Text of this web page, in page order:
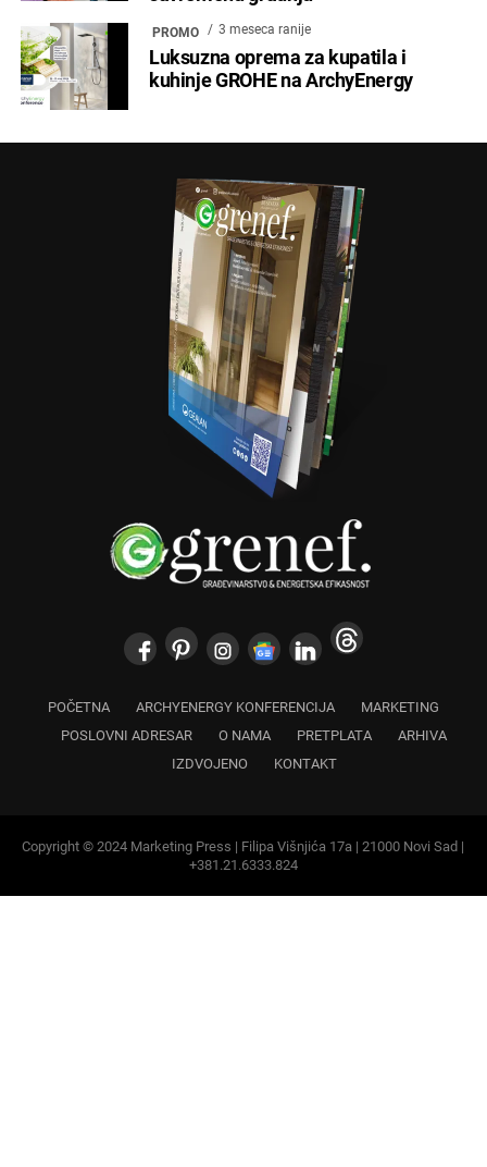
PROMO 3 meseca ranije
Luksuzna oprema za kupatila i
kuhinje GROHE na ArchyEnergy
POČETNA ARCHYENERGY KONFERENCIJA
MARKETING
POSLOVNI ADRESAR
O NAMA PRETPLATA
ARHIVA
IZDVOJENO
KONTAKT
Copyright © 2024 Marketing Press | Filipa Višnjića 17a | 21000 Novi Sad |
+381.21.6333.824